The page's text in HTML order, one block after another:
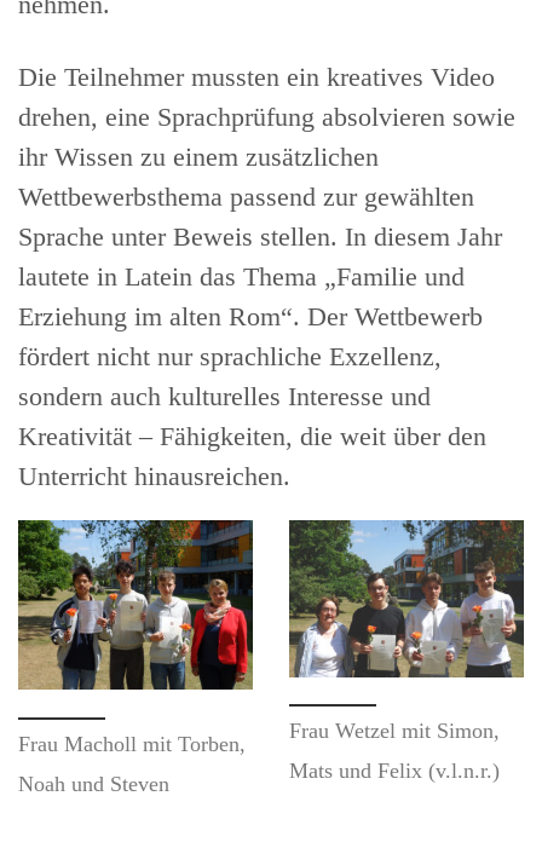
Die Teilnehmer mussten ein kreatives Video
drehen, eine Sprachprüfung absolvieren sowie
ihr Wissen zu einem zusätzlichen
Wettbewerbsthema passend zur gewählten
Sprache unter Beweis stellen. In diesem Jahr
lautete in Latein das Thema „Familie und
Erziehung im alten Rom“. Der Wettbewerb
fördert nicht nur sprachliche Exzellenz,
sondern auch kulturelles Interesse und
Kreativität – Fähigkeiten, die weit über den
Unterricht hinausreichen.
Frau Macholl mit Torben,
Noah und Steven
Frau Wetzel mit Simon,
Mats und Felix (v.l.n.r.)